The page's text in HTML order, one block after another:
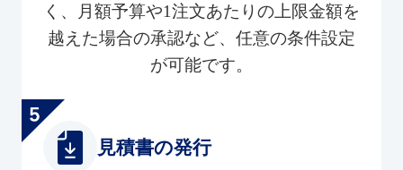
く、月額予算や1注文あたりの上限金額を
越えた場合の承認など、任意の条件設定
が可能です。
見積書の発行